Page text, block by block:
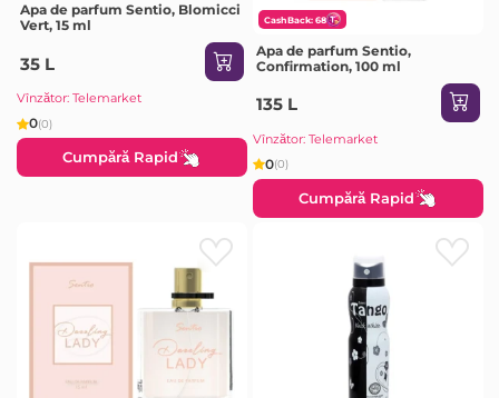
Apa de parfum Sentio, Blomicci
Vert, 15 ml
35 L
Vînzător: Telemarket
0(0)
Cumpără Rapid
CashBack: 68
Apa de parfum Sentio,
Confirmation, 100 ml
135 L
Vînzător: Telemarket
0(0)
Cumpără Rapid